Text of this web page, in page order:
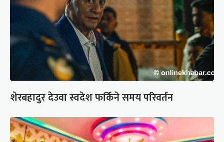
शेरबहादुर देउवा स्वदेश फर्किने समय परिवर्तन